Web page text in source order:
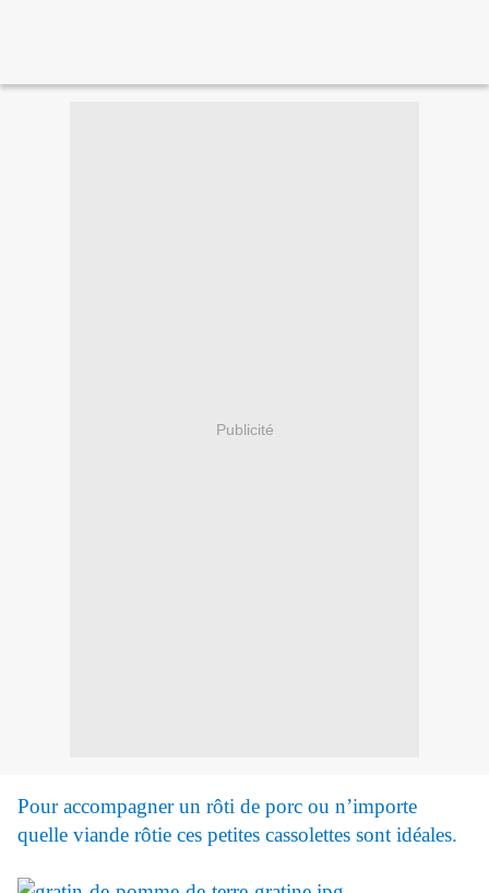
Publicité
Pour accompagner un rôti de porc ou n’importe
quelle viande rôtie ces petites cassolettes sont idéales.